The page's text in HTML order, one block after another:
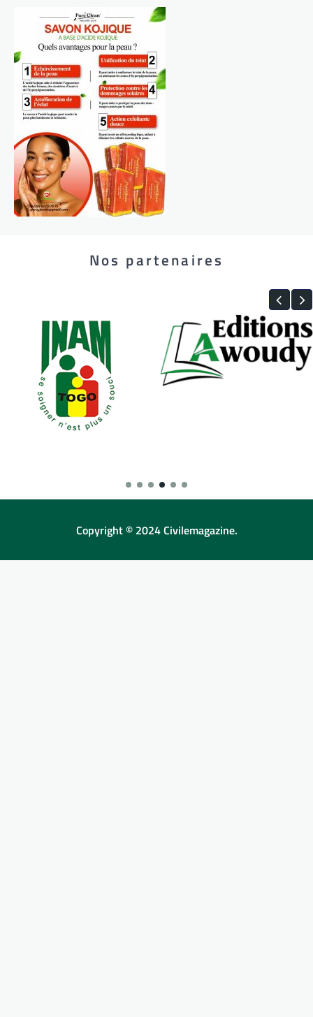
Nos partenaires
Copyright © 2024 Civilemagazine.